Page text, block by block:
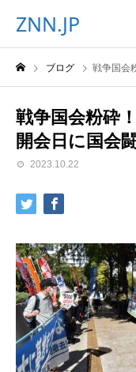
ZNN.JP
ブログ 戦争国会
戦争国会粉砕
開会日に国会
2023.10.22